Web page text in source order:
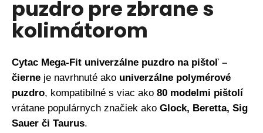
puzdro pre zbrane s
kolimátorom
Cytac Mega-Fit univerzálne puzdro na pištoľ –
čierne je navrhnuté ako univerzálne polymérové
puzdro, kompatibilné s viac ako 80 modelmi pištolí
vrátane populárnych značiek ako Glock, Beretta, Sig
Sauer či Taurus.
á
ť
?
HĽADAŤ